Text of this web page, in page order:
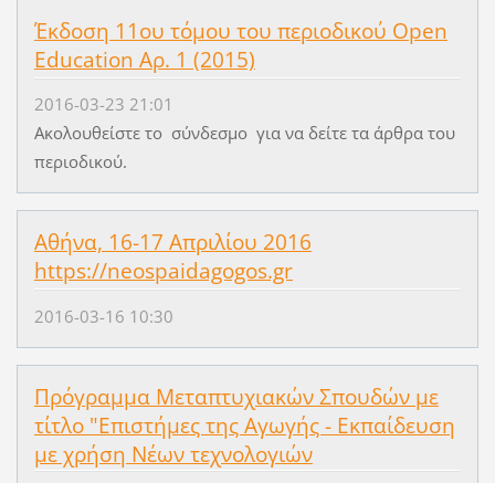
Έκδοση 11ου τόμου του περιοδικού Open
Education Αρ. 1 (2015)
2016-03-23 21:01
Ακολουθείστε το σύνδεσμο για να δείτε τα άρθρα του
περιοδικού.
Αθήνα, 16-17 Απριλίου 2016
https://neospaidagogos.gr
2016-03-16 10:30
Πρόγραμμα Μεταπτυχιακών Σπουδών με
τίτλο "Επιστήμες της Αγωγής - Εκπαίδευση
με χρήση Νέων τεχνολογιών